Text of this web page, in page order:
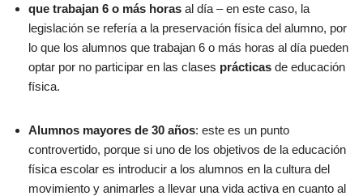
que trabajan 6 o más horas al día – en este caso, la
legislación se refería a la preservación física del alumno, por
lo que los alumnos que trabajan 6 o más horas al día pueden
optar por no participar en las clases prácticas de educación
física.
Alumnos mayores de 30 años: este es un punto
controvertido, porque si uno de los objetivos de la educación
física escolar es introducir a los alumnos en la cultura del
movimiento y animarles a llevar una vida activa en cuanto al